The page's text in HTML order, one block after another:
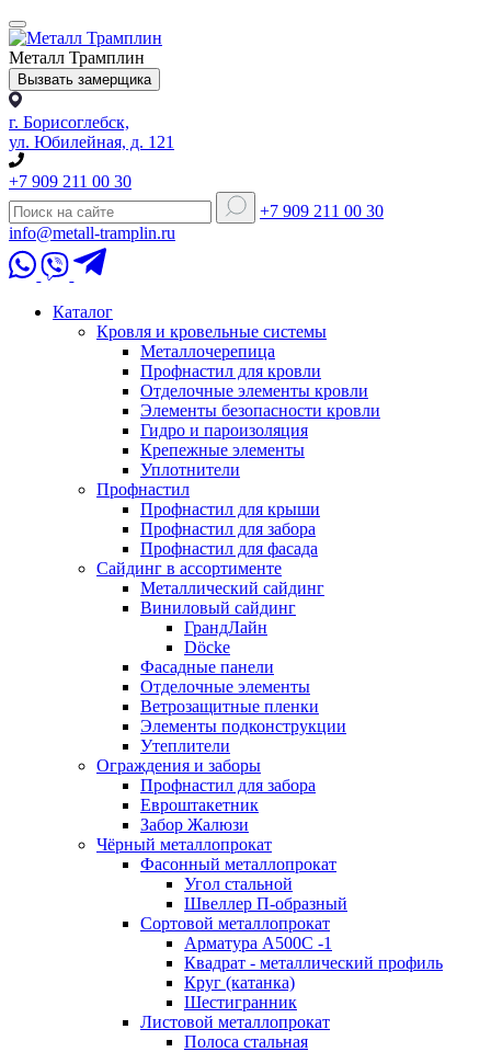
Металл Трамплин
Вызвать замерщика
г. Борисоглебск,
ул. Юбилейная, д. 121
+7 909 211 00 30
+7 909 211 00 30
info@metall-tramplin.ru
Каталог
Кровля и кровельные системы
Металлочерепица
Профнастил для кровли
Отделочные элементы кровли
Элементы безопасности кровли
Гидро и пароизоляция
Крепежные элементы
Уплотнители
Профнастил
Профнастил для крыши
Профнастил для забора
Профнастил для фасада
Сайдинг в ассортименте
Металлический сайдинг
Виниловый сайдинг
ГрандЛайн
Döcke
Фасадные панели
Отделочные элементы
Ветрозащитные пленки
Элементы подконструкции
Утеплители
Ограждения и заборы
Профнастил для забора
Евроштакетник
Забор Жалюзи
Чёрный металлопрокат
Фасонный металлопрокат
Угол стальной
Швеллер П-образный
Сортовой металлопрокат
Арматура А500С -1
Квадрат - металлический профиль
Круг (катанка)
Шестигранник
Листовой металлопрокат
Полоса стальная